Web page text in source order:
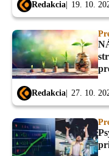
Redakcia 19. 10.
Redakcia 27. 10.